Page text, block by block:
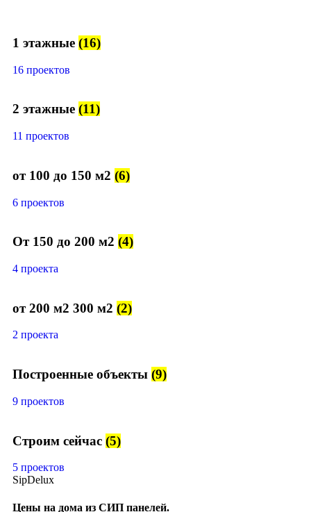
1 этажные (16)
16 проектов
2 этажные (11)
11 проектов
от 100 до 150 м2 (6)
6 проектов
От 150 до 200 м2 (4)
4 проекта
от 200 м2 300 м2 (2)
2 проекта
Построенные объекты (9)
9 проектов
Строим сейчас (5)
5 проектов
SipDelux
Цены на дома из СИП панелей.